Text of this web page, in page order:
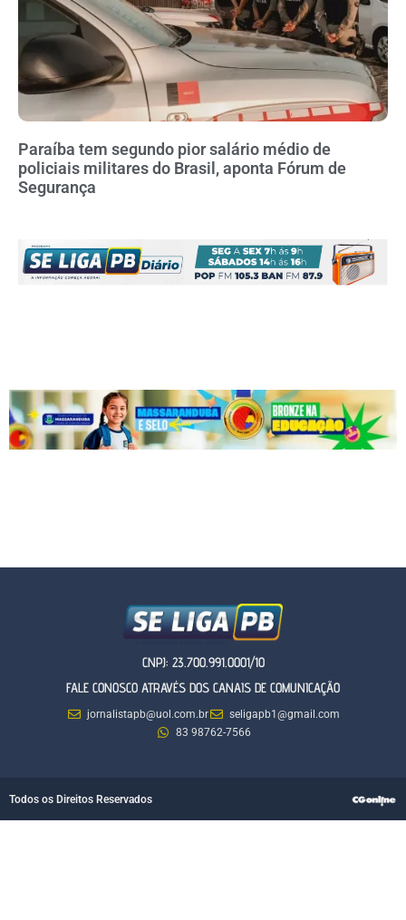
Paraíba tem segundo pior salário médio de
policiais militares do Brasil, aponta Fórum de
Segurança
CNPJ: 23.700.991.0001/10
FALE CONOSCO ATRAVÉS DOS CANAIS DE COMUNICAÇÃO
jornalistapb@uol.com.br
seligapb1@gmail.com
83 98762-7566
Todos os Direitos Reservados